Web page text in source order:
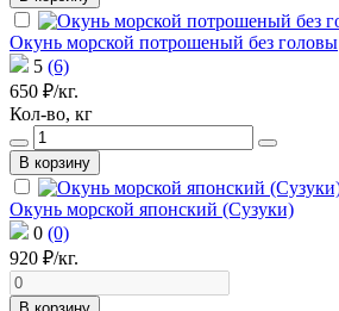
Окунь морской потрошеный без головы
5 (6)
650 ₽/кг.
Кол-во, кг
В корзину
Окунь морской японский (Сузуки)
0 (0)
920 ₽/кг.